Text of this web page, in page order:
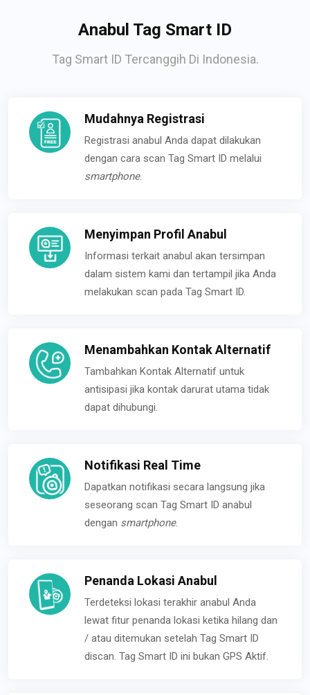
Anabul Tag Smart ID
Tag Smart ID Tercanggih Di Indonesia.
Mudahnya Registrasi
Registrasi anabul Anda dapat dilakukan
dengan cara scan Tag Smart ID melalui
smartphone.
Menyimpan Profil Anabul
Informasi terkait anabul akan tersimpan
dalam sistem kami dan tertampil jika Anda
melakukan scan pada Tag Smart ID.
Menambahkan Kontak Alternatif
Tambahkan Kontak Alternatif untuk
antisipasi jika kontak darurat utama tidak
dapat dihubungi.
Notifikasi Real Time
Dapatkan notifikasi secara langsung jika
seseorang scan Tag Smart ID anabul
dengan smartphone.
Penanda Lokasi Anabul
Terdeteksi lokasi terakhir anabul Anda
lewat fitur penanda lokasi ketika hilang dan
/ atau ditemukan setelah Tag Smart ID
discan. Tag Smart ID ini bukan GPS Aktif.